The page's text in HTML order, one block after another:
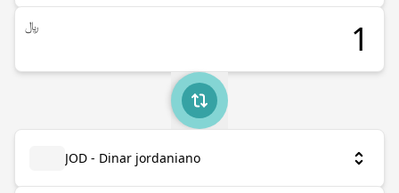
﷼
JOD - Dinar jordaniano